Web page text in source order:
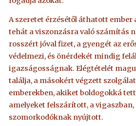
A szeretet érzésétől áthatott ember
tehát a viszonzásra való számítás
rosszért jóval fizet, a gyengét az
védelmezi, és önérdekét mindig
igazságosságnak. Elégtételét
találja, a másokért végzett
emberekben, akiket boldogokká
amelyeket felszárított, a
szomorkodóknak nyújtott.